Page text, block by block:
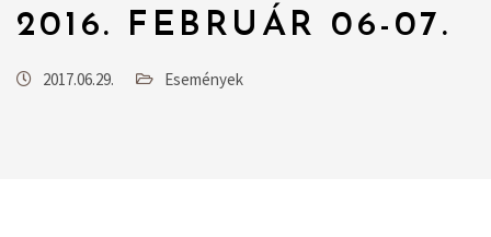
2016. FEBRUÁR 06-07.
2017.06.29. Események